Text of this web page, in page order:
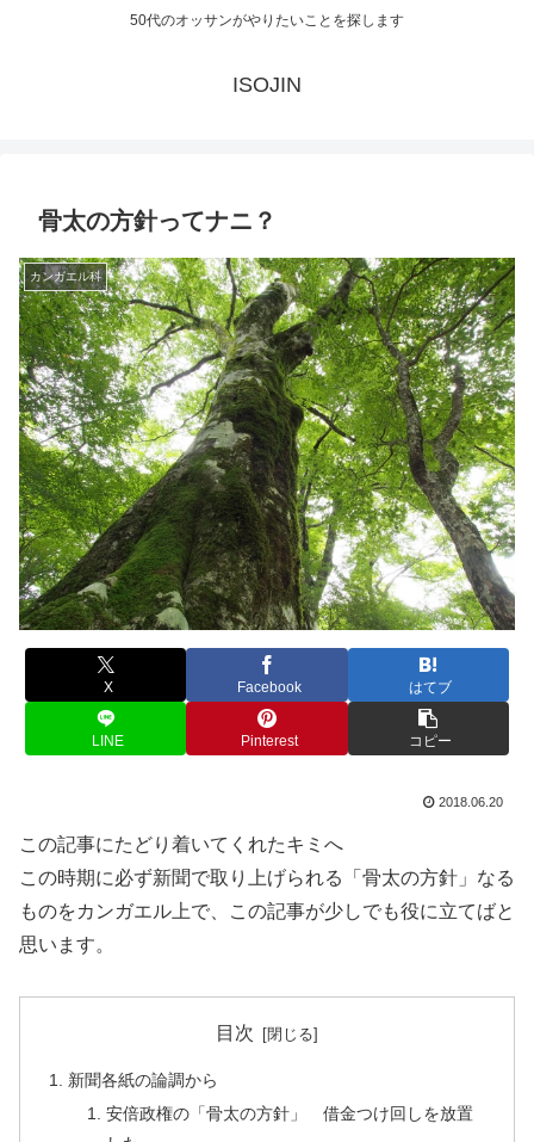
50代のオッサンがやりたいことを探します
ISOJIN
骨太の方針ってナニ？
カンガエル科
X Facebook はてブ
LINE Pinterest コピー
2018.06.20
この記事にたどり着いてくれたキミへ
この時期に必ず新聞で取り上げられる「骨太の方針」なる
ものをカンガエル上で、この記事が少しでも役に立てばと
思います。
目次
新聞各紙の論調から
安倍政権の「骨太の方針」 借金つけ回しを放置